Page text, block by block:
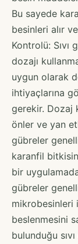
Bu sayede
besinleri alır
Kontrolü:
dozajı
uygun olarak
ihtiyaçlarına
gerekir. Dozaj
önler ve yan
gübreler
karanfil
bir
gübreler
mikrobesinleri
beslenmesini
bulunduğu